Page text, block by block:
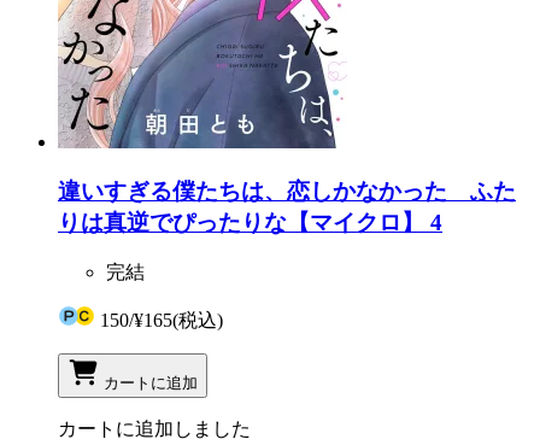
違いすぎる僕たちは、恋しかなかった ふた
りは真逆でぴったりな【マイクロ】 4
完結
150/¥165(税込)
カートに追加
カートに追加しました